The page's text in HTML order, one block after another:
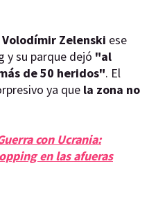
Volodímir Zelenski ese
y su parque dejó "al
de 50 heridos". El
ya que la zona no
con Ucrania:
en las afueras